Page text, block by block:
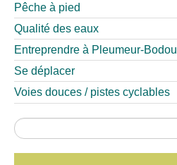
Pêche à pied
Qualité des eaux
Entreprendre à Pleumeur-Bodou
Se déplacer
Voies douces / pistes cyclables